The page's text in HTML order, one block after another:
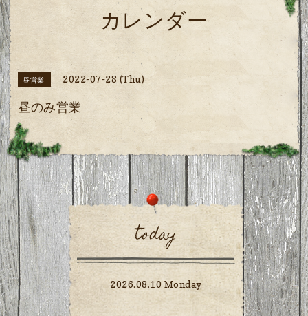
カレンダー
昼営業 2022-07-28 (Thu)
昼のみ営業
today
2026.08.10 Monday